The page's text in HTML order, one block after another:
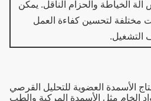
آلة الخياطة والحزام الناقل. يمكن
مختلفة لتحسين كفاءة العمل
التشغيل.
الأسمدة العضوية للتحليل القرصي
الخام مثل الأسمدة المركبة والطب